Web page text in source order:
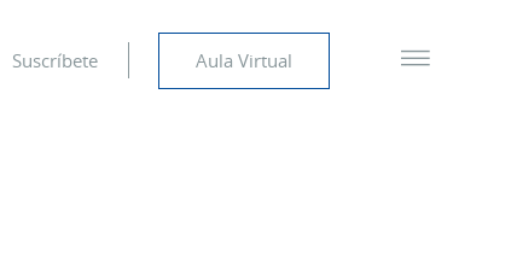
Suscríbete Aula Virtual